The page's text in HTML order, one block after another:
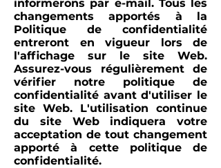
informerons par e-mail. Tous les
changements apportés à la
Politique de confidentialité
entreront en vigueur lors de
l'affichage sur le site Web.
Assurez-vous régulièrement de
vérifier notre politique de
confidentialité avant d'utiliser le
site Web. L'utilisation continue
du site Web indiquera votre
acceptation de tout changement
apporté à cette politique de
confidentialité.